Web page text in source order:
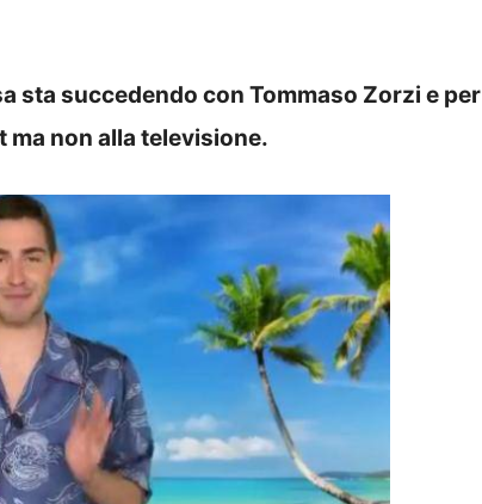
sta succedendo con Tommaso Zorzi e per
ma non alla televisione.